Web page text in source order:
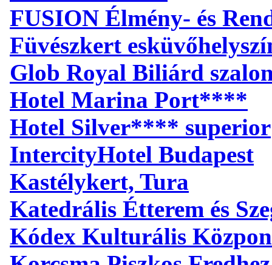
FUSION Élmény- és
Füvészkert
Glob Royal Biliárd
Hotel Marina Port****
Hotel Silver**** superior
IntercityHotel Budapest
Kastélykert, Tura
Katedrális Étterem és
Kódex Kulturális